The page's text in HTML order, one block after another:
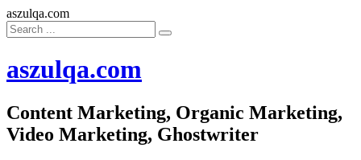
aszulqa.com
aszulqa.com
Content Marketing, Organic Marketing,
Video Marketing, Ghostwriter